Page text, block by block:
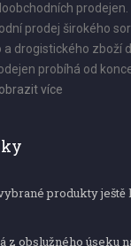
prodej širokého
drogistického zboží
probíhá od
více
produkty ještě
z obslužného úseku